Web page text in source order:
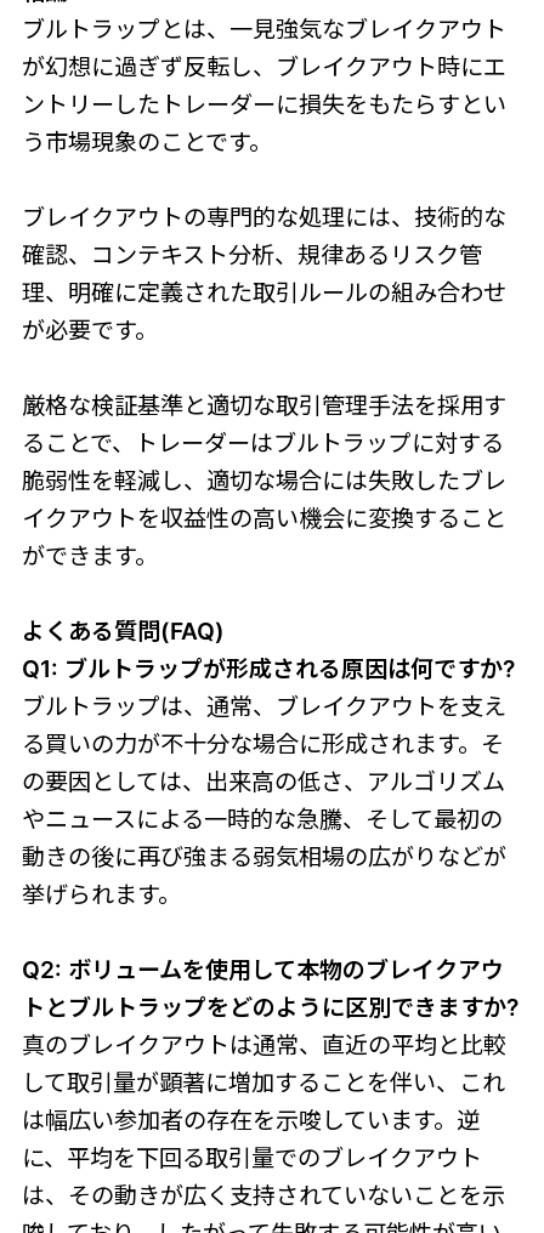
ブルトラップとは、一見強気なブレイクアウト
が幻想に過ぎず反転し、ブレイクアウト時にエ
ントリーしたトレーダーに損失をもたらすとい
う市場現象のことです。
ブレイクアウトの専門的な処理には、技術的な
確認、コンテキスト分析、規律あるリスク管
理、明確に定義された取引ルールの組み合わせ
が必要です。
厳格な検証基準と適切な取引管理手法を採用す
ることで、トレーダーはブルトラップに対する
脆弱性を軽減し、適切な場合には失敗したブレ
イクアウトを収益性の高い機会に変換すること
ができます。
よくある質問(FAQ)
Q1: ブルトラップが形成される原因は何ですか?
ブルトラップは、通常、ブレイクアウトを支え
る買いの力が不十分な場合に形成されます。そ
の要因としては、出来高の低さ、アルゴリズム
やニュースによる一時的な急騰、そして最初の
動きの後に再び強まる弱気相場の広がりなどが
挙げられます。
Q2: ボリュームを使用して本物のブレイクアウ
トとブルトラップをどのように区別できますか?
真のブレイクアウトは通常、直近の平均と比較
して取引量が顕著に増加することを伴い、これ
は幅広い参加者の存在を示唆しています。逆
に、平均を下回る取引量でのブレイクアウト
は、その動きが広く支持されていないことを示